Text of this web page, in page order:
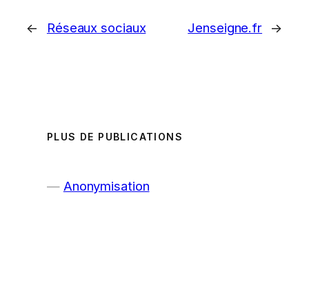
← Réseaux sociaux Jenseigne.fr →
PLUS DE PUBLICATIONS
Anonymisation